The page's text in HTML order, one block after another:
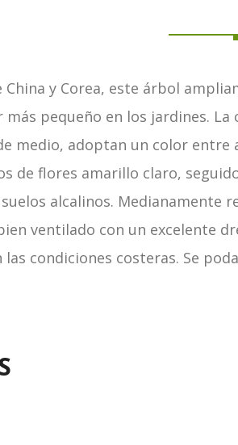
China y Corea, este árbol
más pequeño en los jardines.
medio, adoptan un color
de flores amarillo claro,
alcalinos. Medianamente
ventilado con un excelente
las condiciones costeras. Se